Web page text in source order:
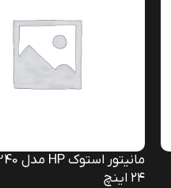
۲۴ اینچ